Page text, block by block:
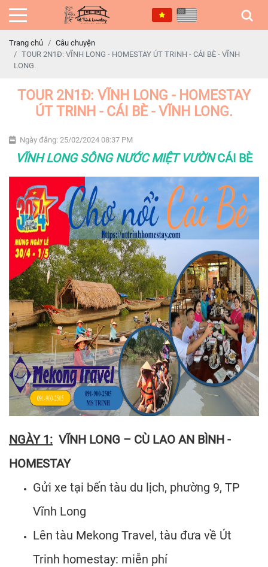
Trang chủ
Câu chuyện
TOUR 2N1Đ: VĨNH LONG - HOMESTAY ÚT TRINH - CÁI BÈ - VĨNH
LONG.
TOUR 2N1Đ: VĨNH LONG - HOMESTAY
ÚT TRINH - CÁI BÈ - VĨNH LONG.
Ngày đăng: 25/02/2024 08:37 PM
VĨNH LONG SÔNG NƯỚC MIỆT VƯỜNCÁI BÈ
NGÀY 1: VĨNH LONG – CÙ LAO AN BÌNH -
HOMESTAY
Gửi xe tại bến tàu du lịch, phường 9, TP
Vĩnh Long
Lên tàu Mekong Travel, tàu đưa về Út
Trinh homestay: miễn phí